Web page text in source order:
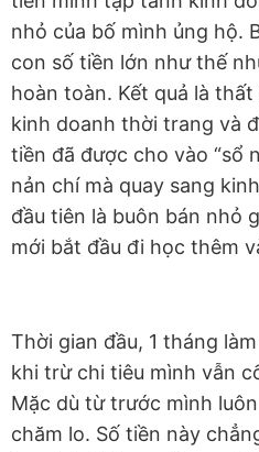
nhỏ của bố mình ủng hộ.
con số tiền lớn như thế
hoàn toàn. Kết quả là
kinh doanh thời trang và
tiền đã được cho vào “sổ
nản chí mà quay sang
đầu tiên là buôn bán nhỏ
mới bắt đầu đi học thêm
Thời gian đầu, 1 tháng
khi trừ chi tiêu mình vẫn
Mặc dù từ trước mình
chăm lo. Số tiền này